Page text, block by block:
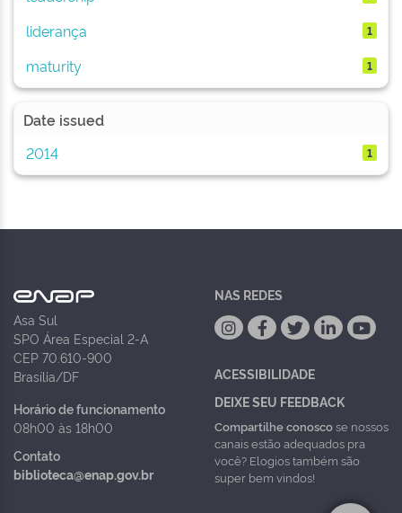
liderança 1
maturity 1
Date issued
2014
1
Asa Sul
SPO Área Especial 2-A
CEP 70.610-900
Brasília/DF
Horário de funcionamento
08h00 às 18h00
Contato
biblioteca@enap.gov.br
NAS REDES
ACESSIBILIDADE
DEIXE SEU FEEDBACK
Compartilhe conoscose nossos
canais estão adequados pra
você? Elogios também são
super bem vindos!